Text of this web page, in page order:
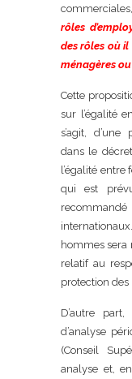
commerciales,
rôles
des rôles où
ménagères
Cette
sur l’égalité
s’agit,
dans le
l’égalité entre
qui est
internationaux.
hommes
relatif au
protection des
D’autre
d’analyse
(Conseil
analyse et,